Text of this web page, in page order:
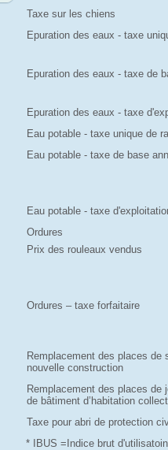
Taxe sur les chiens
Epuration des eaux - taxe
Epuration des eaux - taxe de
Epuration des eaux - taxe
Eau potable - taxe unique de
Eau potable - taxe de base
Eau potable - taxe
Ordures
Prix des rouleaux vendus
Ordures – taxe forfaitaire
Remplacement des places de
nouvelle construction
Remplacement des places de
de bâtiment d’habitation
Taxe pour abri de protection
* IBUS =Indice brut